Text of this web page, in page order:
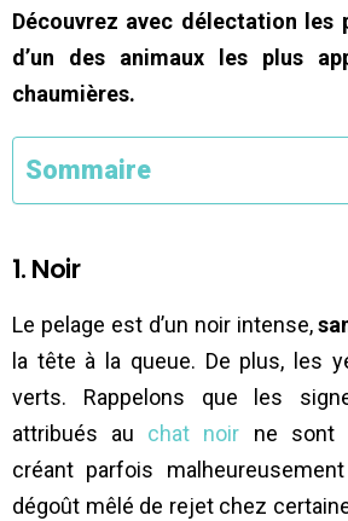
Découvrez avec délectation les
d’un des animaux les plus
chaumières.
Sommaire
1. Noir
Le pelage est d’un noir intense,
la tête à la queue. De plus, les
verts. Rappelons que les
attribués au chat noir ne sont
créant parfois
dégoût mêlé de rejet chez